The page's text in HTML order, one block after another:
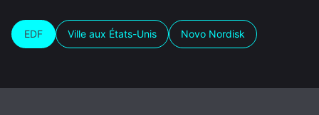
EDF Ville aux États-Unis Novo Nordisk